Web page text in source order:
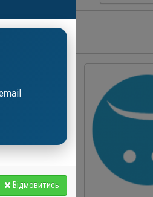
Відмовитись